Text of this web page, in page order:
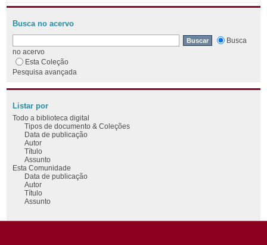
Busca no acervo
Busca
no acervo
Esta Coleção
Pesquisa avançada
Listar por
Todo a biblioteca digital
Tipos de documento & Coleções
Data de publicação
Autor
Título
Assunto
Esta Comunidade
Data de publicação
Autor
Título
Assunto